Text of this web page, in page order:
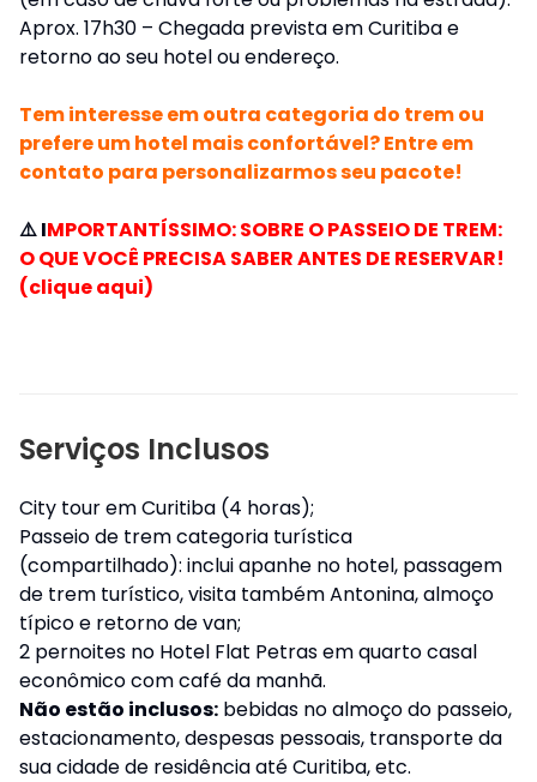
Aprox. 17h30 – Chegada prevista em Curitiba e
retorno ao seu hotel ou endereço.
Tem interesse em outra categoria do trem ou
prefere um hotel mais confortável? Entre em
contato para personalizarmos seu pacote!
⚠️ IMPORTANTÍSSIMO: SOBRE O PASSEIO DE TREM:
O QUE VOCÊ PRECISA SABER ANTES DE RESERVAR!
(clique aqui)
Serviços Inclusos
City tour em Curitiba (4 horas);
Passeio de trem categoria turística
(compartilhado): inclui apanhe no hotel, passagem
de trem turístico, visita também Antonina, almoço
típico e retorno de van;
2 pernoites no Hotel Flat Petras em quarto casal
econômico com café da manhã.
Não estão inclusos: bebidas no almoço do passeio,
estacionamento, despesas pessoais, transporte da
sua cidade de residência até Curitiba, etc.